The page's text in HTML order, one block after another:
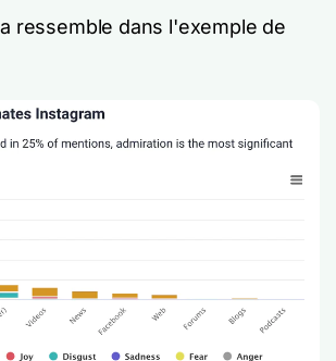
ressemble dans l'exemple de